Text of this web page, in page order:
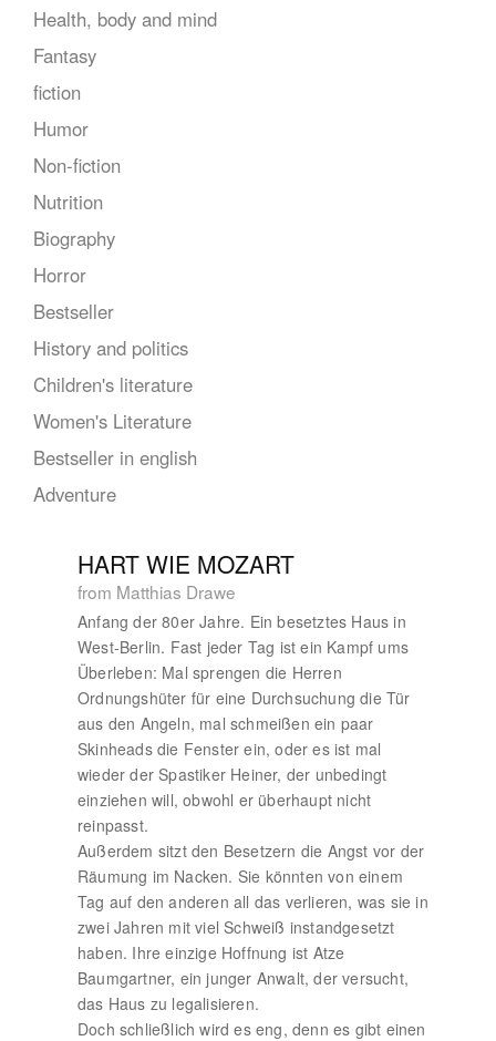
Health, body and mind
Fantasy
fiction
Humor
Non-fiction
Nutrition
Biography
Horror
Bestseller
History and politics
Children's literature
Women's Literature
Bestseller in english
Adventure
HART WIE MOZART
from Matthias Drawe
Anfang der 80er Jahre. Ein besetztes Haus in
West-Berlin. Fast jeder Tag ist ein Kampf ums
Überleben: Mal sprengen die Herren
Ordnungshüter für eine Durchsuchung die Tür
aus den Angeln, mal schmeißen ein paar
Skinheads die Fenster ein, oder es ist mal
wieder der Spastiker Heiner, der unbedingt
einziehen will, obwohl er überhaupt nicht
reinpasst.
Außerdem sitzt den Besetzern die Angst vor der
Räumung im Nacken. Sie könnten von einem
Tag auf den anderen all das verlieren, was sie in
zwei Jahren mit viel Schweiß instandgesetzt
haben. Ihre einzige Hoffnung ist Atze
Baumgartner, ein junger Anwalt, der versucht,
das Haus zu legalisieren.
Doch schließlich wird es eng, denn es gibt einen